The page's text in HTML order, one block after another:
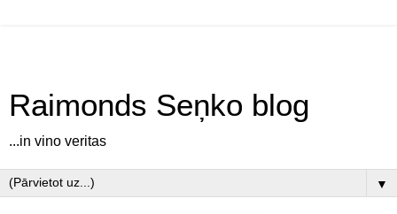
Raimonds Seņko blog
...in vino veritas
▼